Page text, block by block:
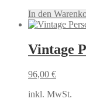
In den
Vintage
96,00 €
inkl. MwSt.